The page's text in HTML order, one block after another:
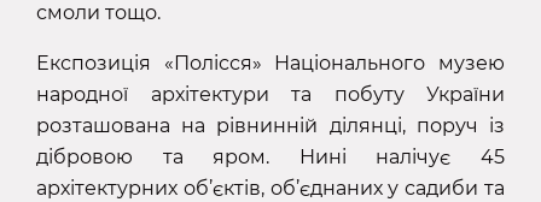
смоли тощо.
Експозиція «Полісся» Національного музею
народної архітектури та побуту України
розташована на рівнинній ділянці, поруч із
дібровою та яром. Нині налічує 45
архітектурних об’єктів, об’єднаних у садиби та